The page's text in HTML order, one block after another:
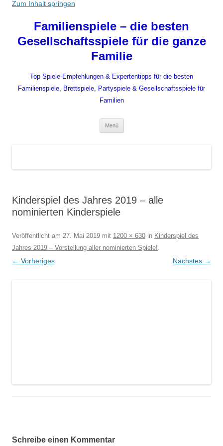
Zum Inhalt springen
Familienspiele – die besten
Gesellschaftsspiele für die ganze
Familie
Top Spiele-Empfehlungen & Expertentipps für die besten
Familienspiele, Brettspiele, Partyspiele & Gesellschaftsspiele für
Familien
Menü
Kinderspiel des Jahres 2019 – alle
nominierten Kinderspiele
Veröffentlicht am 27. Mai 2019 mit 1200 × 630 in Kinderspiel des
Jahres 2019 – Vorstellung aller nominierten Spiele!.
← Vorheriges Nächstes →
Schreibe einen Kommentar